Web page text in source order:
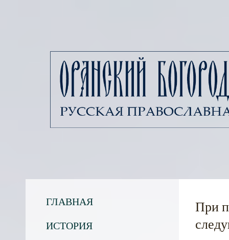
ГЛАВНАЯ
ИСТОРИЯ
При